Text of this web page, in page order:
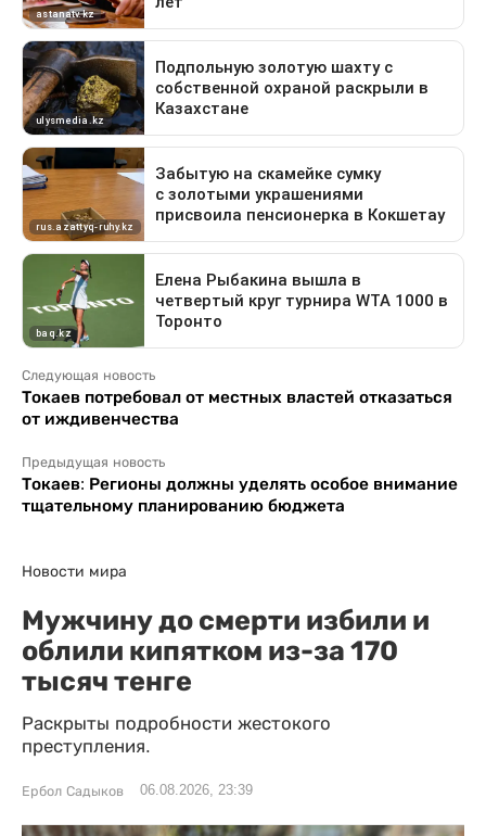
Следующая новость
Токаев потребовал от местных властей отказаться
от иждивенчества
Предыдущая новость
Токаев: Регионы должны уделять особое внимание
тщательному планированию бюджета
Новости мира
Мужчину до смерти избили и
облили кипятком из-за 170
тысяч тенге
Раскрыты подробности жестокого
преступления.
Ербол Садыков 06.08.2026, 23:39